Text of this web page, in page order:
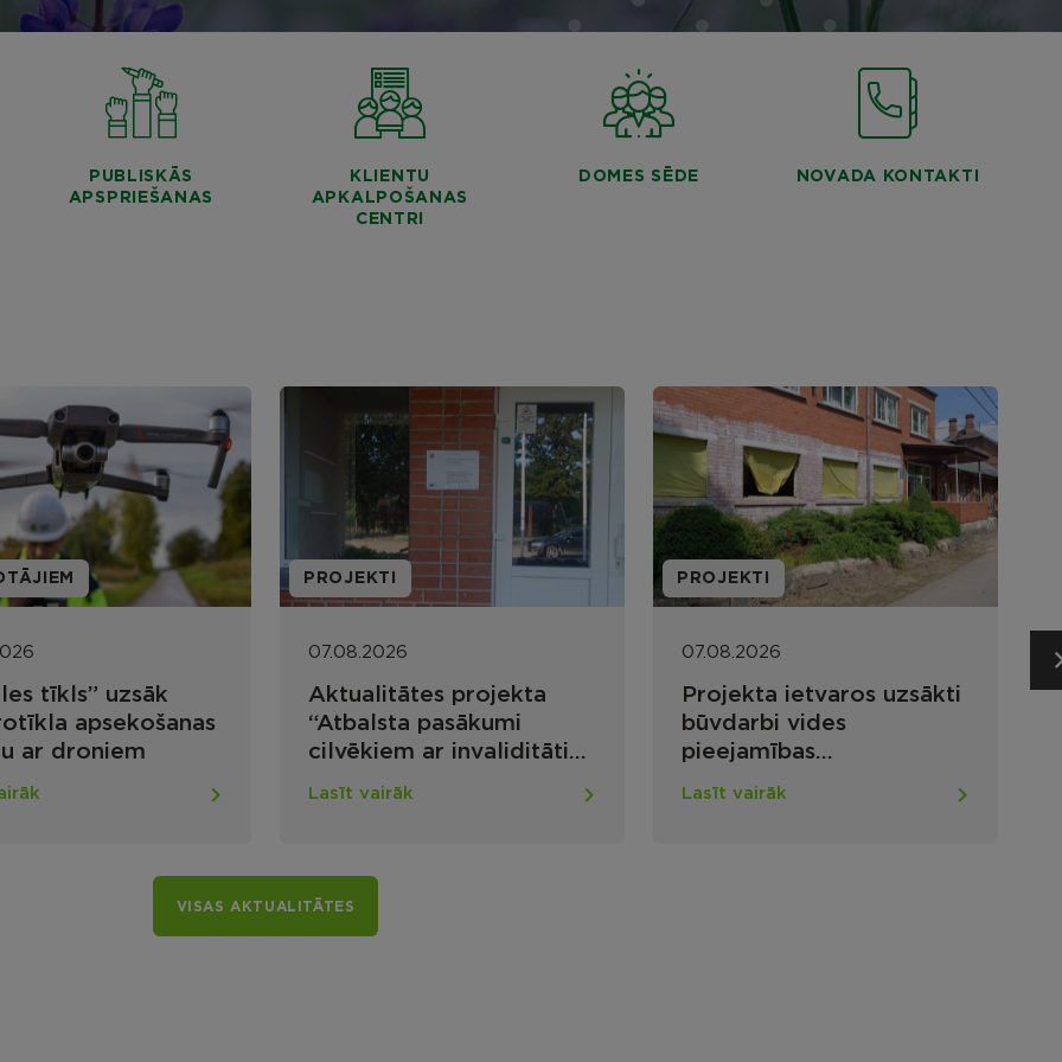
PUBLISKĀS
APSPRIEŠANAS
KLIENTU
APKALPOŠANAS
CENTRI
DOMES SĒDE NOVADA KONTAKTI
PROJEKTI
Aktualitātes projekta
“Atbalsta pasākumi
cilvēkiem ar invaliditāti
infrastruktūras vides
PROJEKTI
Projekta ietvaros uzsākti
būvdarbi vides
pieejamības
apvienības pārvaldes ēkā
SOCIĀLAIS DIENESTS
Noslēdzies Rēzeknes
novada 2026. gada
sociālās jomas
organizācijām
VISAS AKTUALITĀTES